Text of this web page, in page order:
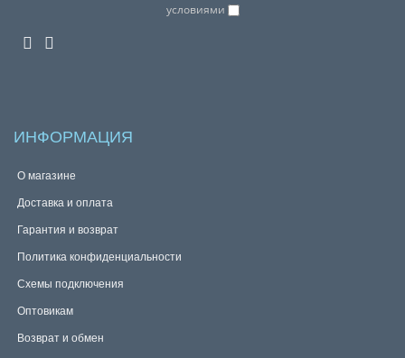
условиями
ИНФОРМАЦИЯ
О магазине
Доставка и оплата
Гарантия и возврат
Политика конфиденциальности
Схемы подключения
Оптовикам
Возврат и обмен